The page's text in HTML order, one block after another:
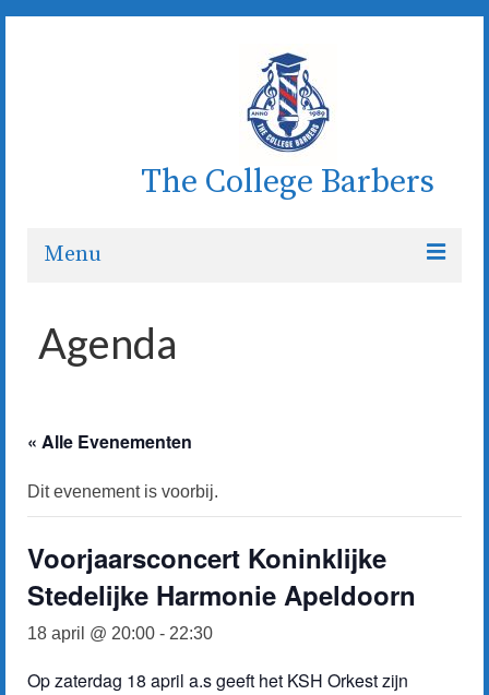
The College Barbers
Menu
Wie zijn wij
De dirigent
Repertoire
Meezingen?
Optredens
Agenda
Agenda
« Alle Evenementen
Dit evenement is voorbij.
Voorjaarsconcert Koninklijke
Stedelijke Harmonie Apeldoorn
18 april @ 20:00 - 22:30
Op zaterdag 18 april a.s geeft het KSH Orkest zijn